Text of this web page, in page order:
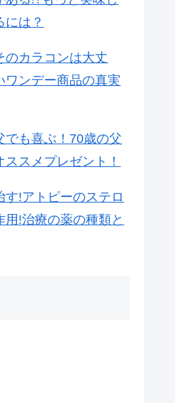
には？
のカラコンは大丈
ワンデー商品の真実
でも喜ぶ！70歳の父
ススメプレゼント！
す!アトピーのステロ
用!治療の薬の種類と